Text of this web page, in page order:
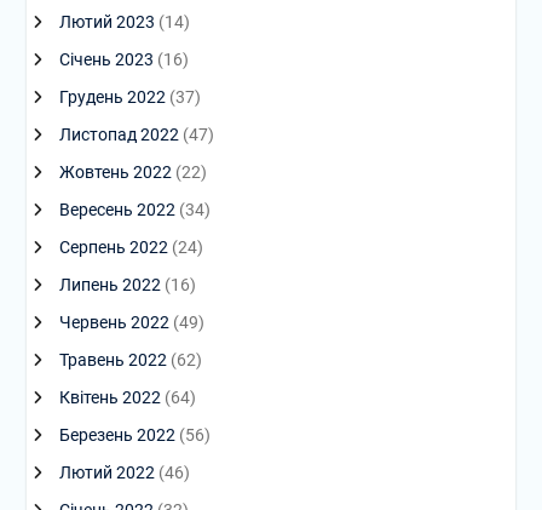
Лютий 2023 (14)
Січень 2023 (16)
Грудень 2022 (37)
Листопад 2022 (47)
Жовтень 2022 (22)
Вересень 2022 (34)
Серпень 2022 (24)
Липень 2022 (16)
Червень 2022 (49)
Травень 2022 (62)
Квітень 2022 (64)
Березень 2022 (56)
Лютий 2022 (46)